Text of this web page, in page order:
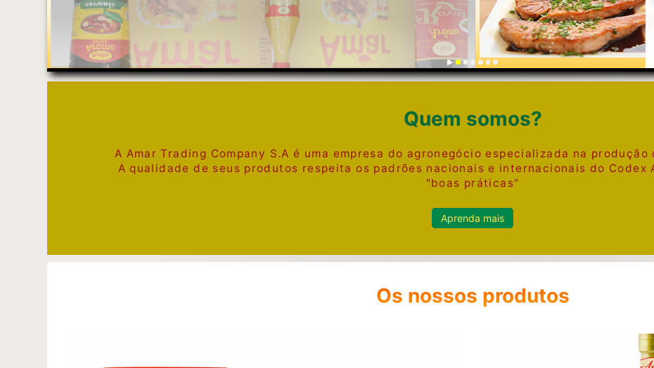
Quem somos?
A Amar Trading Company S.A é uma empresa do agronegócio especializada na
A qualidade de seus produtos respeita os padrões nacionais e internacionais do Codex
"boas práticas"
Aprenda mais
Os nossos produtos